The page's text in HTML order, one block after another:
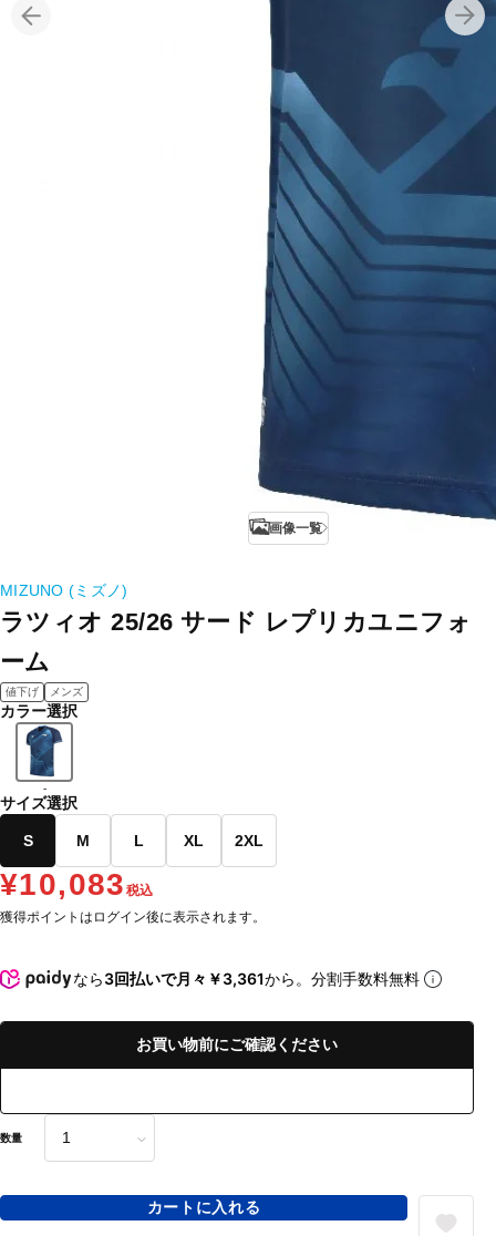
画像一覧
MIZUNO (ミズノ)
ラツィオ 25/26 サード レプリカユニフォ
ーム
値下げ メンズ
カラー選択
-
サイズ選択
S M L XL 2XL
¥10,083 税込
獲得ポイントはログイン後に表示されます。
なら3回払いで月々￥3,361から。分割手数料無料
お買い物前にご確認ください
数量
カートに入れる